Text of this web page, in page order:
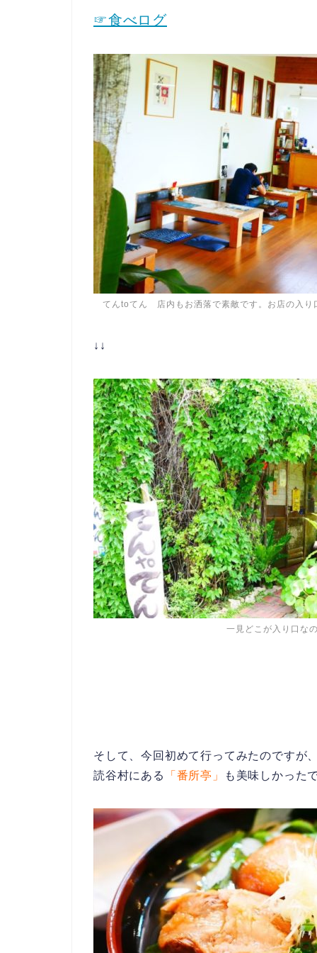
☞食べログ
てんtoてん 店内もお洒落で素敵です。お店の入り
↓↓
一見どこが入り口な
そして、今回初めて行ってみたのですが
読谷村にある
「番所亭」 も美味しかった